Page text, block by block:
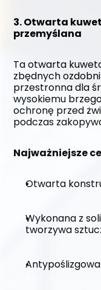
3. Otwarta
przemyślana
Ta otwarta
zbędnych
przestronna dla
wysokiemu
ochronę przed
podczas
Najważniejsze
Otwarta
Wykonana z
tworzywa